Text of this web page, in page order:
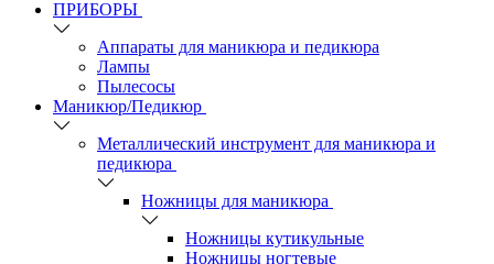
ПРИБОРЫ
Аппараты для маникюра и педикюра
Лампы
Пылесосы
Маникюр/Педикюр
Металлический инструмент для маникюра и
педикюра
Ножницы для маникюра
Ножницы кутикульные
Ножницы ногтевые